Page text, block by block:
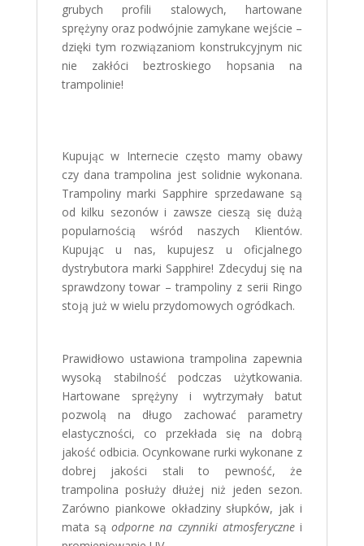
grubych profili stalowych, hartowane
sprężyny oraz podwójnie zamykane wejście –
dzięki tym rozwiązaniom konstrukcyjnym nic
nie zakłóci beztroskiego hopsania na
trampolinie!
Kupując w Internecie często mamy obawy
czy dana trampolina jest solidnie wykonana.
Trampoliny marki Sapphire sprzedawane są
od kilku sezonów i zawsze cieszą się dużą
popularnością wśród naszych Klientów.
Kupując u nas, kupujesz u oficjalnego
dystrybutora marki Sapphire! Zdecyduj się na
sprawdzony towar – trampoliny z serii Ringo
stoją już w wielu przydomowych ogródkach.
Prawidłowo ustawiona trampolina zapewnia
wysoką stabilność podczas użytkowania.
Hartowane sprężyny i wytrzymały batut
pozwolą na długo zachować parametry
elastyczności, co przekłada się na dobrą
jakość odbicia. Ocynkowane rurki wykonane z
dobrej jakości stali to pewność, że
trampolina posłuży dłużej niż jeden sezon.
Zarówno piankowe okładziny słupków, jak i
mata sąodporne na czynniki atmosferycznei